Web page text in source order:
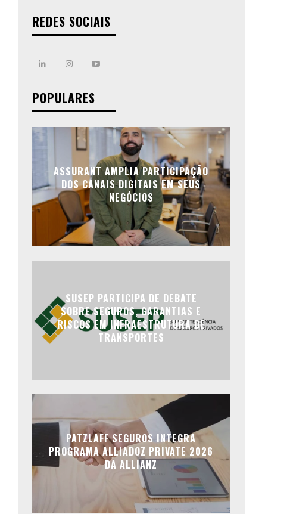
REDES SOCIAIS
POPULARES
ASSURANT AMPLIA PARTICIPAÇÃO
DOS CANAIS DIGITAIS EM SEUS
NEGÓCIOS
SUSEP PARTICIPA DE DEBATE
SOBRE SEGUROS, GARANTIAS E
RISCOS EM INFRAESTRUTURA DE
TRANSPORTES
PATZLAFF SEGUROS INTEGRA
PROGRAMA ALLIADOZ PRIVATE 2026
DA ALLIANZ